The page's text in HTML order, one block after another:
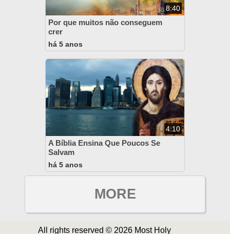
8:40
Por que muitos não conseguem
crer
há 5 anos
4:10
A Bíblia Ensina Que Poucos Se
Salvam
há 5 anos
MORE
All rights reserved © 2026 Most Holy